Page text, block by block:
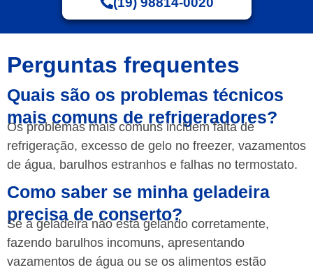
Perguntas frequentes
Quais são os problemas técnicos
mais comuns de refrigeradores?
Os problemas mais comuns incluem falta de
refrigeração, excesso de gelo no freezer, vazamentos
de água, barulhos estranhos e falhas no termostato.
Como saber se minha geladeira
precisa de conserto?
Se a geladeira não está gelando corretamente,
fazendo barulhos incomuns, apresentando
vazamentos de água ou se os alimentos estão